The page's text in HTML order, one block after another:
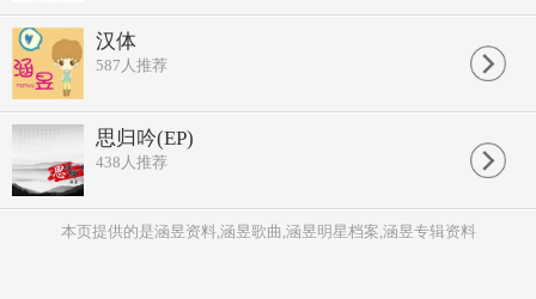
汉体
587 人推荐
思归吟(EP)
438 人推荐
本页提供的是涵昱资料,涵昱歌曲,涵昱明星档案,涵昱专辑资料